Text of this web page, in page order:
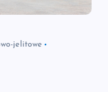
jelitowe